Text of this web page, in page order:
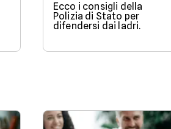
Ecco i consigli della
Polizia di Stato per
difendersi dai ladri.